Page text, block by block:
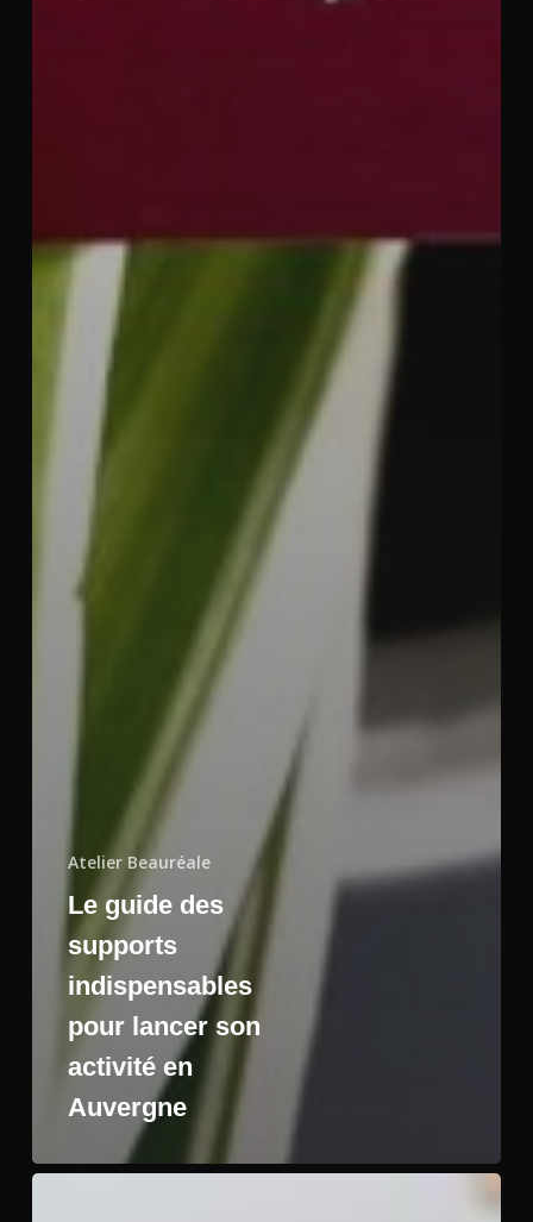
Atelier Beauréale
Le guide des
supports
indispensables
pour lancer son
activité en
Auvergne